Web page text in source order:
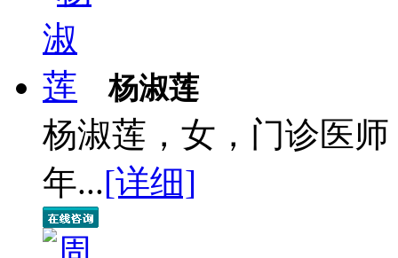
杨淑莲
杨淑莲，女，门诊医
年...[详细]